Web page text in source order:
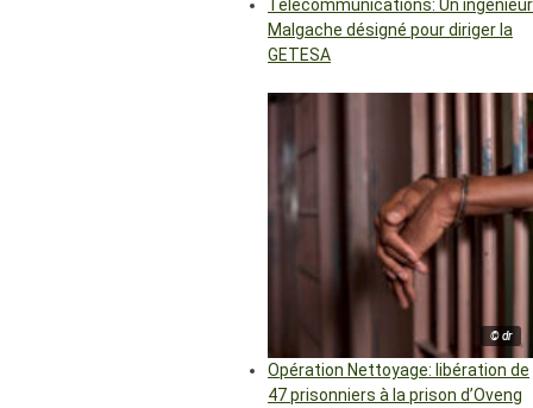
Télécommunications: Un ingénieur
Malgache désigné pour diriger la
GETESA
© dr
Opération Nettoyage: libération de
47 prisonniers à la prison d’Oveng